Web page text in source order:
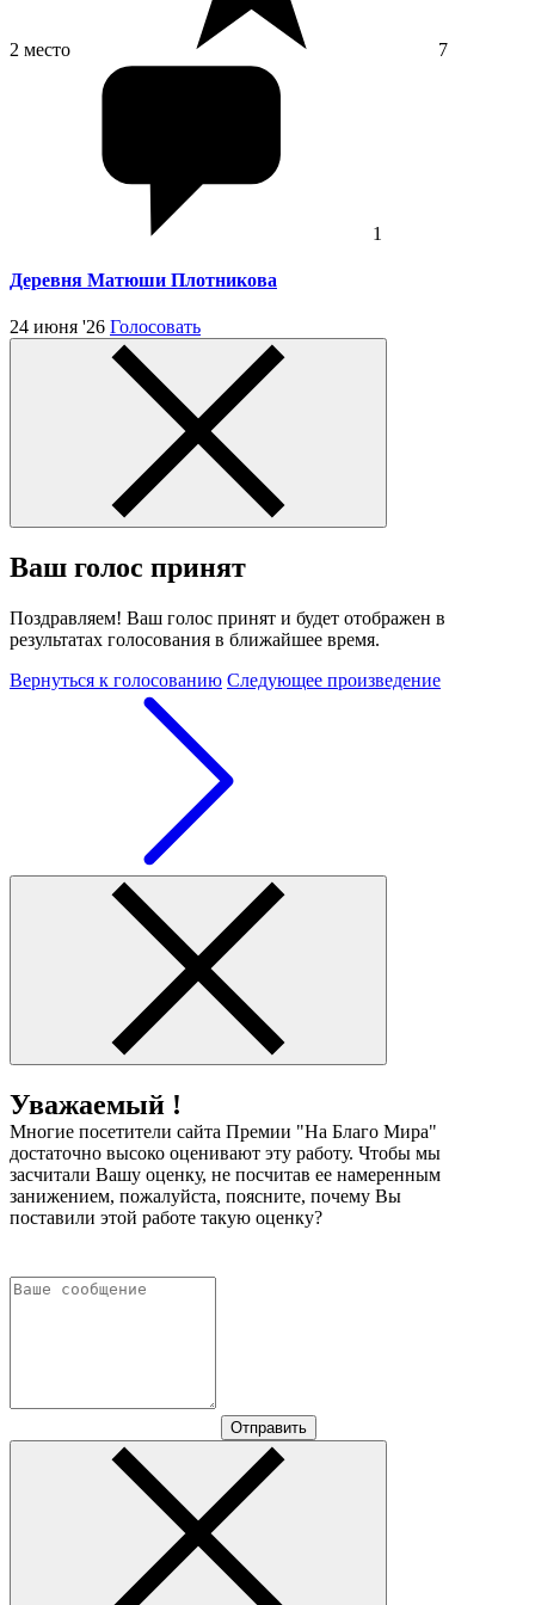
2 место 7
1
Деревня Матюши Плотникова
24 июня '26 Голосовать
Ваш голос принят
Поздравляем! Ваш голос принят и будет отображен в
результатах голосования в ближайшее время.
Вернуться к голосованию Следующее произведение
Уважаемый !
Многие посетители сайта Премии "На Благо Мира"
достаточно высоко оценивают эту работу. Чтобы мы
засчитали Вашу оценку, не посчитав ее намеренным
занижением, пожалуйста, поясните, почему Вы
поставили этой работе такую оценку?
Отправить